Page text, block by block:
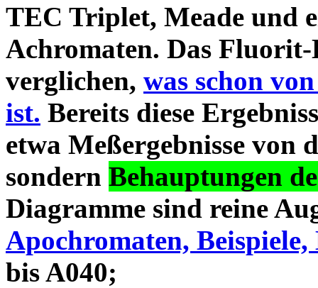
TEC Triplet, Meade und
Achromaten. Das
verglichen, was schon
ist. Bereits diese
etwa Meßergebnisse von
sondern Behauptungen
Diagramme sind reine
Apochromaten, Beispiele,
bis A040;